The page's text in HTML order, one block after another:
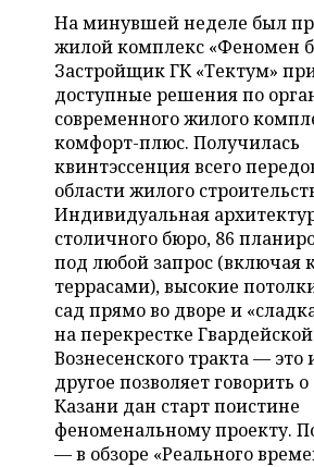
ВОЛЕЙБОЛ
КИБЕРСПОРТ
ФИГУРНОЕ КАТАНИЕ
ВОДНЫЕ ВИДЫ СПОРТА
ХОККЕЙ С МЯЧОМ
ИСТОРИЯ
КУЛЬТУРА
МЕДИЦИНА
ОБРАЗОВАНИЕ
ПРОИСШЕСТВИЯ
СПИСОК ПЕРСОН
СПИСОК КОМПАНИЙ
ПОЛНАЯ ВЕРСИЯ
На минувшей неделе был
жилой комплекс «Феномен
Застройщик ГК «Тектум»
доступные решения по
современного жилого
комфорт-плюс. Получилась
квинтэссенция всего
области жилого
Индивидуальная
столичного бюро, 86
под любой запрос (включая
террасами), высокие
сад прямо во дворе и
на перекрестке
Вознесенского тракта — это
другое позволяет говорить
Казани дан старт поистине
феноменальному проекту.
— в обзоре «Реального